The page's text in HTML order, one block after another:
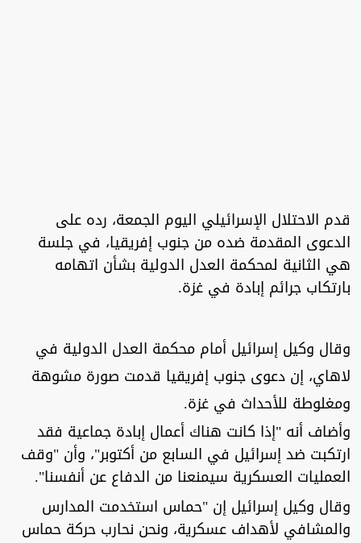
قدم الاحتلال الإسرائيلي اليوم الجمعة، رده على
الدعوى المقدمة ضده من جنوب إفريقيا، في جلسة
هي الثانية لمحكمة العدل الدولية بشأن اتهامه
بارتكاب جرائم إبادة في غزة.
وقال وكيل إسرائيل أمام محكمة العدل الدولية في
لاهاي، إن دعوى جنوب إفريقيا قدمت صورة مشوهة
ومغلوطة للأحداث في غزة.
وأضاف أنه "إذا كانت هناك أعمال إبادة جماعية فقد
ارتكبت ضد إسرائيل في السابع من أكتوبر"، وأن "وقف
العمليات العسكرية سيمنعنا من الدفاع عن أنفسنا".
وقال وكيل إسرائيل إن "حماس استخدمت المدارس
والمشافي لأهداف عسكرية، ونحن نحارب حركة حماس